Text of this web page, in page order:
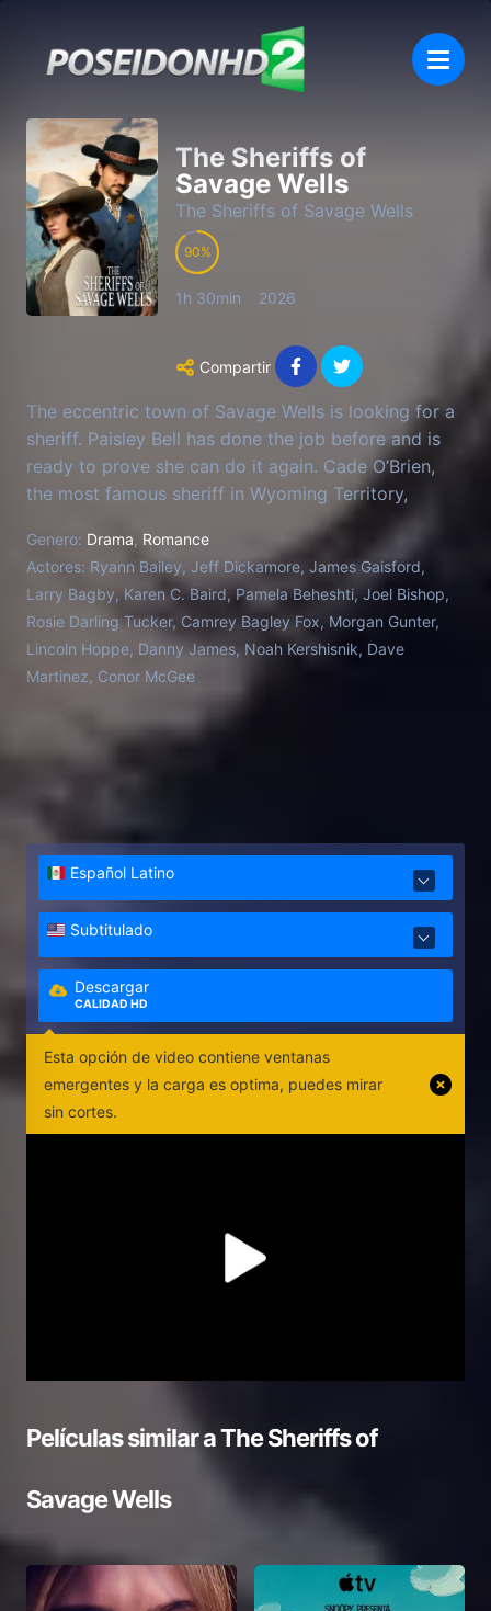
The Sheriffs of
Savage Wells
The Sheriffs of Savage Wells
90
1h 30min 2026
Compartir
The eccentric town of Savage Wells is looking for a
sheriff. Paisley Bell has done the job before and is
ready to prove she can do it again. Cade O’Brien,
the most famous sheriff in Wyoming Territory,
arrives in town, vying for the job as well. Sparks fly
as the sheriffs go head-to-head, and the bantering
rivals begin to feel like something more than just
competitors. But when violent criminals threaten the
people they care about, they’ll have to set aside
their differences to save the town.
Genero: Drama, Romance
Actores: Ryann Bailey, Jeff Dickamore, James Gaisford,
Larry Bagby, Karen C. Baird, Pamela Beheshti, Joel Bishop,
Rosie Darling Tucker, Camrey Bagley Fox, Morgan Gunter,
Lincoln Hoppe, Danny James, Noah Kershisnik, Dave
Martinez, Conor McGee
Español Latino
Subtitulado
Descargar
CALIDAD HD
Esta opción de video contiene ventanas
emergentes y la carga es optima, puedes mirar
sin cortes.
Películas similar aThe Sheriffs of
Savage Wells